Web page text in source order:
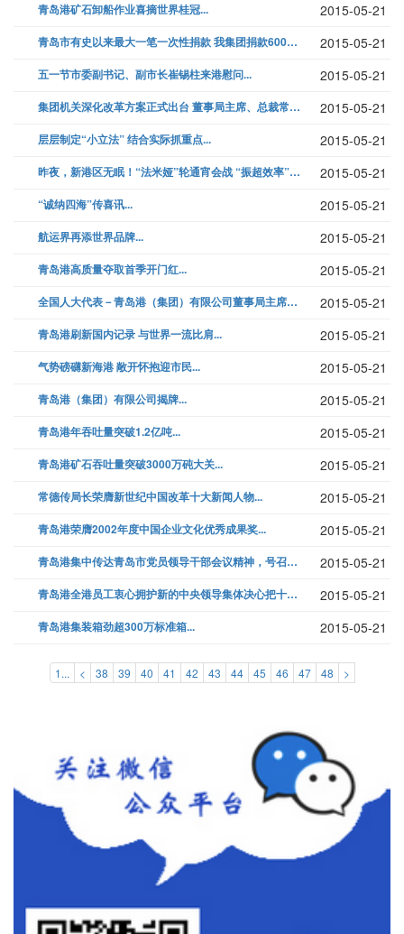
青岛港矿石卸船作业喜摘世界桂冠... 2015-05-21
青岛市有史以来最大一笔一次性捐款 我集团捐款600万支援“抗非”... 2015-05-21
五一节市委副书记、副市长崔锡柱来港慰问... 2015-05-21
集团机关深化改革方案正式出台 董事局主席、总裁常德传就如何落实好会议精... 2015-05-21
层层制定“小立法” 结合实际抓重点... 2015-05-21
昨夜，新港区无眠！“法米娅”轮通宵会战 “振超效率”一举夺得世界冠军... 2015-05-21
“诚纳四海”传喜讯... 2015-05-21
航运界再添世界品牌... 2015-05-21
青岛港高质量夺取首季开门红... 2015-05-21
全国人大代表－青岛港（集团）有限公司董事局主席、总裁常德传载誉归来... 2015-05-21
青岛港刷新国内记录 与世界一流比肩... 2015-05-21
气势磅礴新海港 敞开怀抱迎市民... 2015-05-21
青岛港（集团）有限公司揭牌... 2015-05-21
青岛港年吞吐量突破1.2亿吨... 2015-05-21
青岛港矿石吞吐量突破3000万砘大关... 2015-05-21
常德传局长荣膺新世纪中国改革十大新闻人物... 2015-05-21
青岛港荣膺2002年度中国企业文化优秀成果奖... 2015-05-21
青岛港集中传达青岛市党员领导干部会议精神，号召全港学习贯彻十六大要坚定... 2015-05-21
青岛港全港员工衷心拥护新的中央领导集体决心把十六大精神贯彻落实到底... 2015-05-21
青岛港集装箱劲超300万标准箱... 2015-05-21
1... < 38 39 40 41 42 43 44 45 46 47 48 >